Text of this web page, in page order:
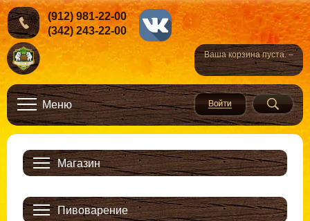
Ваша корзина пуста. –
(912) 981-22-00
(342) 243-22-00
Меню
Магазин
Пивоварение